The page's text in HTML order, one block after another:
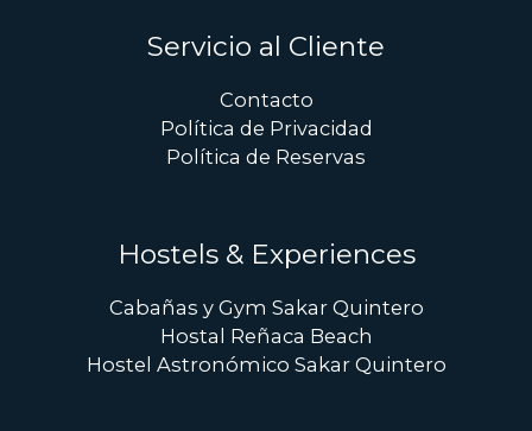
Servicio al Cliente
Contacto
Política de Privacidad
Política de Reservas
Hostels & Experiences
Cabañas y Gym Sakar Quintero
Hostal Reñaca Beach
Hostel Astronómico Sakar Quintero